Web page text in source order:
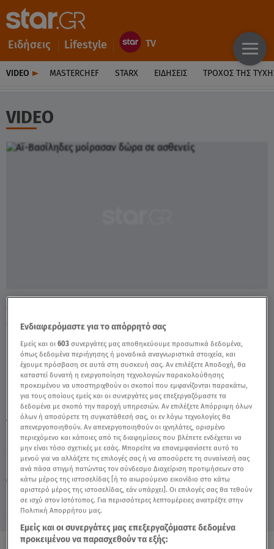
Ειδήσεις Lifestyle
VIDEO MASTERCHEF STARX ΕΙΔΉΣΕΙΣ ΤΡΟΧΌΣ ΤΗΣ
VIDEO
Κυριακή 9 Αυγούστου 2026
26.12.21, 16:27 VIRAL
Ουρανοκατέβατοι Αϊ-Βασίληδες μοίρασαν
δώρα σε ασθενείς - Video
TAGS: ΑΪ ΒΑΣΙΛΗΔΕΣ,
Ενδιαφερόμαστε για το απόρρητό σας
Εμείς και οι603 συνεργάτες μας αποθηκεύουμε προσωπικά δεδομένα,
όπως δεδομένα περιήγησης ή μοναδικά αναγνωριστικά στοιχεία, και
έχουμε πρόσβαση σε αυτά στη συσκευή σας. Αν επιλέξετε Αποδοχή, θα
καταστεί δυνατή η ενεργοποίηση τεχνολογιών παρακολούθησης
προκειμένου να υποστηριχθούν οι σκοποί που εμφανίζονται παρακάτω,
για τους οποίους εμείς και οι συνεργάτες μας επεξεργαζόμαστε τα
δεδομένα με σκοπό την παροχή υπηρεσιών. Αν επιλέξετε Απόρριψη όλων
όλων ή αποσύρετε τη συγκατάθεσή σας, οι εν λόγω τεχνολογίες θα
απενεργοποιηθούν. Αν απενεργοποιηθούν οι ιχνηλάτες, ορισμένο
περιεχόμενο και κάποιες από τις διαφημίσεις που βλέπετε ενδέχεται να
μην είναι τόσο σχετικές με εσάς. Μπορείτε να επανεμφανίσετε αυτό το
μενού για να αλλάξετε τις επιλογές σας ή να αποσύρετε τη συναίνεσή σας
ανά πάσα στιγμή πατώντας τον σύνδεσμο Διαχείριση προτιμήσεων στο
κάτω μέρος της ιστοσελίδας [ή το αιωρούμενο εικονίδιο στο κάτω
αριστερό μέρος της ιστοσελίδας, εάν υπάρχει]. Οι επιλογές σας θα τεθούν
σε ισχύ στον Ιστότοπος. Για περισσότερες λεπτομέρειες ανατρέξτε στην
Πολιτική Απορρήτου μας.
Εμείς και οι συνεργάτες μας επεξεργαζόμαστε δεδομένα
προκειμένου να παρασχεθούν τα εξής: